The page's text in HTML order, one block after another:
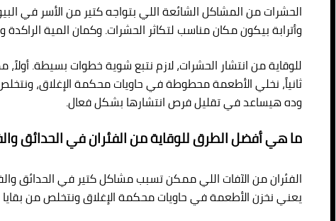
الحشرات من المشاكل الشائعة اللي بتواجه كتير من الأسر في
وأترابة بيكون مكان مناسب لتكاثر الحشرات. وكمان المية
للوقاية من انتشار الحشرات، لازم نتبع شوية خطوات بسيطة.
ثانياً، نخلي الأطعمة محطوطة في حاويات محكمة الإغلاق،
وده هيساعد في تقليل فرص انتشارها بشكل فعال.
ما هي أفضل الطرق للوقاية من الفئران في الحدائق
الفئران من الآفات اللي ممكن تسبب مشاكل كتير في الحدائق
يعني نخزن الأطعمة في حاويات محكمة الإغلاق ونتخلص من